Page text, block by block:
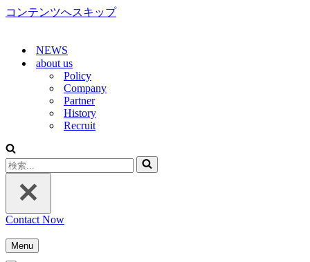
コンテンツへスキップ
NEWS
about us
Policy
Company
Partner
History
Recruit
検
索...
Contact Now
Menu
ナ